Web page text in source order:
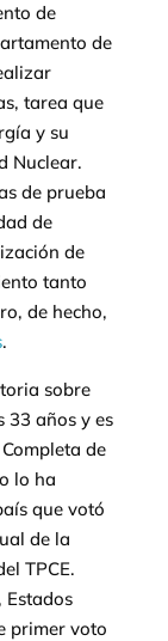
de
de
tarea que
y su
Nuclear.
de prueba
de
de
tanto
de hecho,
.
sobre
33 años y es
de
lo ha
que votó
de la
TPCE.
Estados
primer voto